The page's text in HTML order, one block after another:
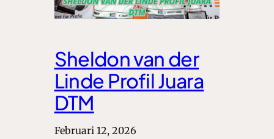
Sheldon van der
Linde Profil Juara
DTM
Februari 12, 2026